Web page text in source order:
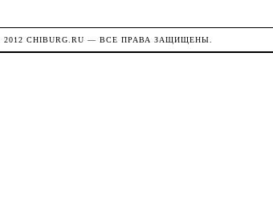
2012CHIBURG.RU — ВСЕ ПРАВА ЗАЩИЩЕНЫ.